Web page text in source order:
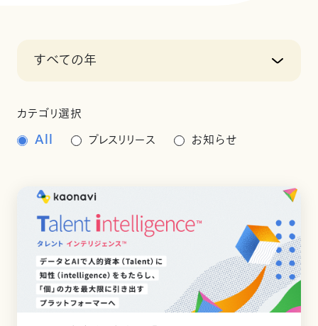
すべての年
カテゴリ選択
All プレスリリース お知らせ